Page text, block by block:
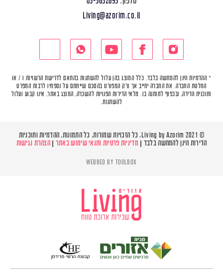
Living@azorim.co.il
* ההדמיות הינן להמחשה בלבד. כלל המוצג בהן עלול להשתנות בהתאם לדרישת הרשויות ו / או
החלטת החברה. את החברה יחייב אך ורק המפורט בהסכם שייחתם על נספחיו לרבות המפרט
ותוכנית הדירה, ובכפוף למותנה בו. מלאי הדירות הפנויות להשכרה, המוצג באתר, אינו קבוע ועלול
להשתנות.
© Living by Azorim 2021, כל הזכויות שמורות, כל התמונות, ההדמיות ותוכניות
הדירות הינן להמחשה בלבד |
מדיניות פרטיות ותנאי שימוש באתר הצהרת נגישות
WEBBED BY TOOLBOX